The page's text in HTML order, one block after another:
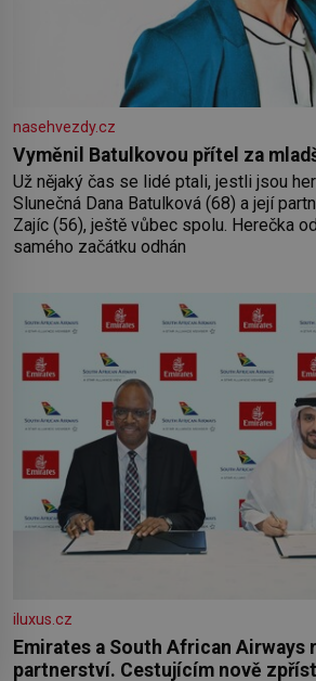
nasehvezdy.cz
Vyměnil Batulkovou přítel za
Už nějaký čas se lidé ptali, jestli jsou
Slunečná Dana Batulková (68) a její
Zajíc (56), ještě vůbec spolu. Herečka od sebe přítele od
samého začátku odhán
iluxus.cz
Emirates a South African Airways
partnerství. Cestujícím nově